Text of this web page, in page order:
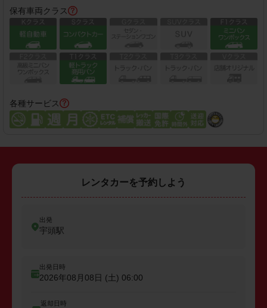
保有車両クラス
各種サービス
レンタカーを予約しよう
出発
宇頭駅
出発日時
2026年08月08日 (土) 06:00
返却日時